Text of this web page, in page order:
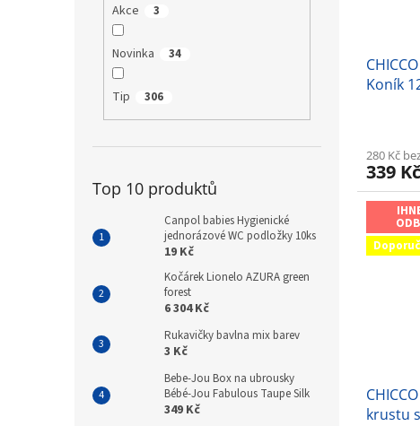
Akce 3
Novinka 34
Tip 306
Top 10 produktů
Canpol babies Hygienické
jednorázové WC podložky 10ks
19 Kč
Kočárek Lionelo AZURA green
forest
6 304 Kč
Rukavičky bavlna mix barev
3 Kč
Bebe-Jou Box na ubrousky
Bébé-Jou Fabulous Taupe Silk
349 Kč
Koník
280 Kč
339 Kč
krustu